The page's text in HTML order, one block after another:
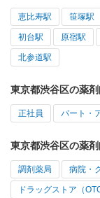
恵比寿駅 笹塚駅
初台駅 原宿駅
北参道駅
東京都渋谷区の薬
正社員 パート・
東京都渋谷区の薬
調剤薬局 病院・
ドラッグストア（